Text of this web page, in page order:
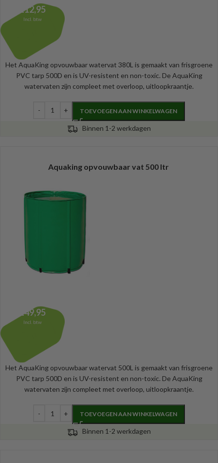
112,95
Incl. btw
Het AquaKing opvouwbaar watervat 380L is gemaakt van frisgroene
PVC tarp 500D en is UV-resistent en non-toxic. De AquaKing
watervaten zijn compleet met overloop, uitloopkraantje.
TOEVOEGEN AAN WINKELWAGEN
Binnen 1-2 werkdagen
Aquaking opvouwbaar vat 500 ltr
149,95
Incl. btw
Het AquaKing opvouwbaar watervat 500L is gemaakt van frisgroene
PVC tarp 500D en is UV-resistent en non-toxic. De AquaKing
watervaten zijn compleet met overloop, uitloopkraantje.
TOEVOEGEN AAN WINKELWAGEN
Binnen 1-2 werkdagen